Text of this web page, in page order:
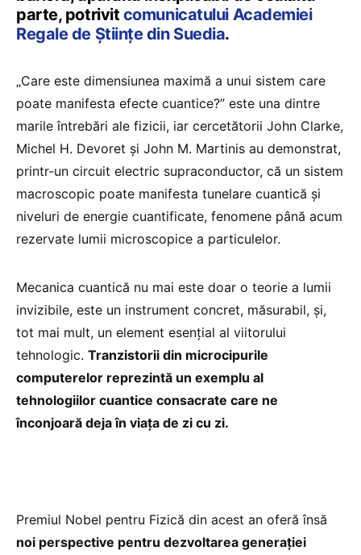
parte, potrivit comunicatului Academiei
Regale de Științe din Suedia.
„Care este dimensiunea maximă a unui sistem care
poate manifesta efecte cuantice?” este una dintre
marile întrebări ale fizicii, iar cercetătorii John Clarke,
Michel H. Devoret și John M. Martinis au demonstrat,
printr-un circuit electric supraconductor, că un sistem
macroscopic poate manifesta tunelare cuantică și
niveluri de energie cuantificate, fenomene până acum
rezervate lumii microscopice a particulelor.
Mecanica cuantică nu mai este doar o teorie a lumii
invizibile, este un instrument concret, măsurabil, și,
tot mai mult, un element esențial al viitorului
tehnologic. Tranzistorii din microcipurile
computerelor reprezintă un exemplu al
tehnologiilor cuantice consacrate care ne
înconjoară deja în viața de zi cu zi.
Premiul Nobel pentru Fizică din acest an oferă însă
noi perspective pentru dezvoltarea generației